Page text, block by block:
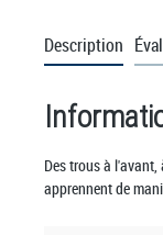
Description
Des trous à
apprennent de